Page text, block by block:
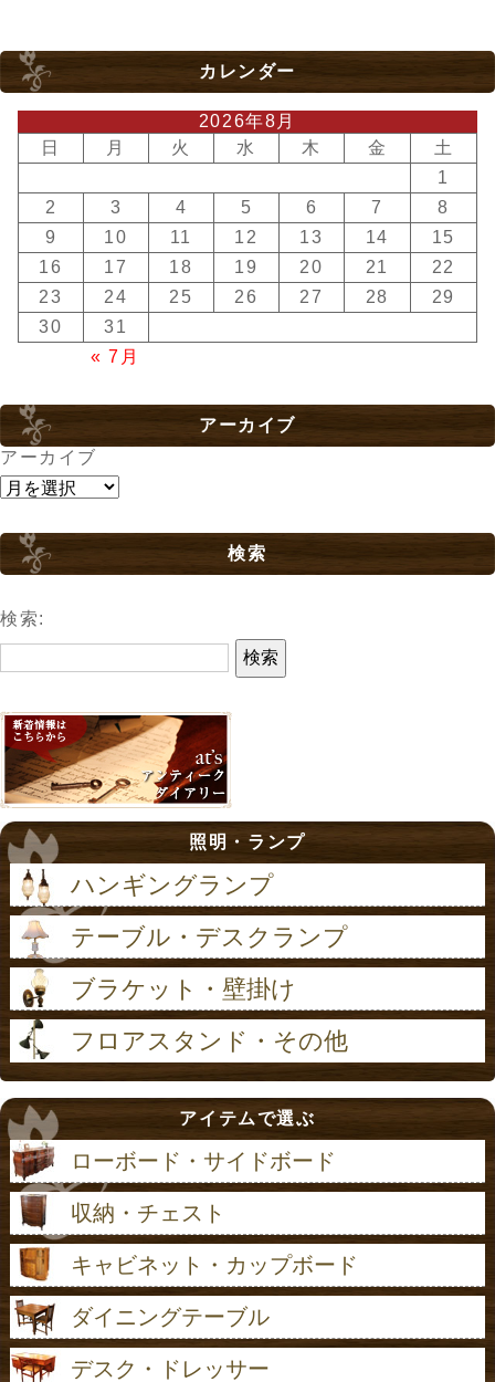
カレンダー
2026年8月
日
月 火 水 木 金 土
« 7月
1
2
3 4 5 6 7
8
9
10 11 12 13 14
15
16
17 18 19 20 21
22
23
24 25 26 27 28
29
30
31
アーカイブ
アーカイブ
検索
検索:
照明・ランプ
ハンギングランプ
テーブル・デスクランプ
ブラケット・壁掛け
フロアスタンド・その他
アイテムで選ぶ
ローボード・サイドボード
収納・チェスト
キャビネット・カップボード
ダイニングテーブル
デスク・ドレッサー